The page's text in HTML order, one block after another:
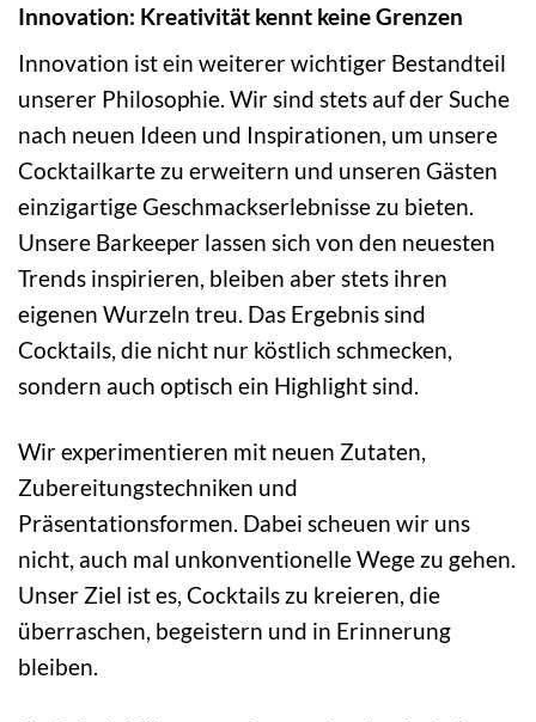
Innovation: Kreativität kennt keine Grenzen
Innovation ist ein weiterer wichtiger Bestandteil
unserer Philosophie. Wir sind stets auf der Suche
nach neuen Ideen und Inspirationen, um unsere
Cocktailkarte zu erweitern und unseren Gästen
einzigartige Geschmackserlebnisse zu bieten.
Unsere Barkeeper lassen sich von den neuesten
Trends inspirieren, bleiben aber stets ihren
eigenen Wurzeln treu. Das Ergebnis sind
Cocktails, die nicht nur köstlich schmecken,
sondern auch optisch ein Highlight sind.
Wir experimentieren mit neuen Zutaten,
Zubereitungstechniken und
Präsentationsformen. Dabei scheuen wir uns
nicht, auch mal unkonventionelle Wege zu gehen.
Unser Ziel ist es, Cocktails zu kreieren, die
überraschen, begeistern und in Erinnerung
bleiben.